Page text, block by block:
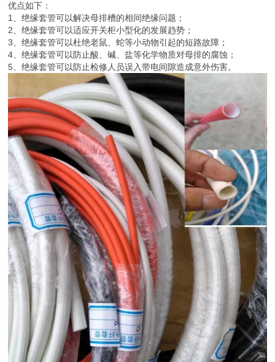
优点如下：
1、绝缘套管可以解决母排槽的相间绝缘问题；
2、绝缘套管可以适应开关柜小型化的发展趋势；
3、绝缘套管可以杜绝老鼠、蛇等小动物引起的短路故障；
4、绝缘套管可以防止酸、碱、盐等化学物质对母排的腐蚀；
5、绝缘套管可以防止检修人员误入带电间隙造成意外伤害。